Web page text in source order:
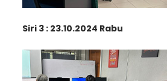
Siri 3 : 23.10.2024 Rabu